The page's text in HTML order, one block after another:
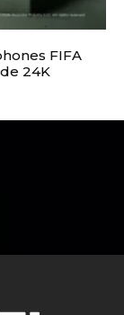
FIFA
24K